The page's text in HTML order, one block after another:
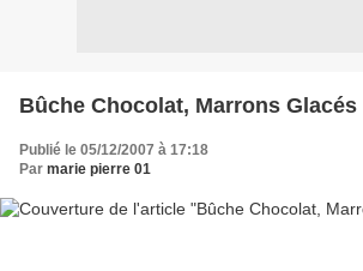
Bûche Chocolat, Marrons Glacés
Publié le 05/12/2007 à 17:18
Par marie pierre 01